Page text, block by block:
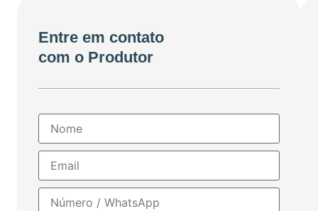
Entre em contato
com o Produtor